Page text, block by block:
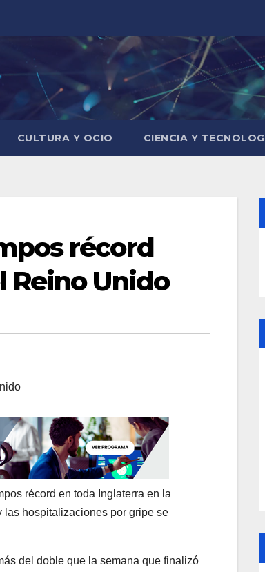
CULTURA Y OCIO CIENCIA Y
récord
Reino Unido
récord en toda Inglaterra en la
las hospitalizaciones por gripe se
del doble que la semana que finalizó